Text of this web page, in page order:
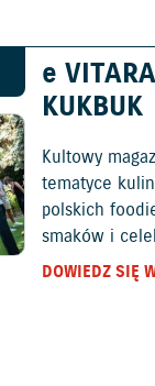
e
KUKBUK
Kultowy
tematyce
polskich
smaków i
DOWIEDZ SIĘ